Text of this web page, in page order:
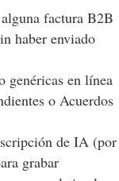
factura B2B
haber enviado
genéricas en línea
o Acuerdos
de IA (por
grabar